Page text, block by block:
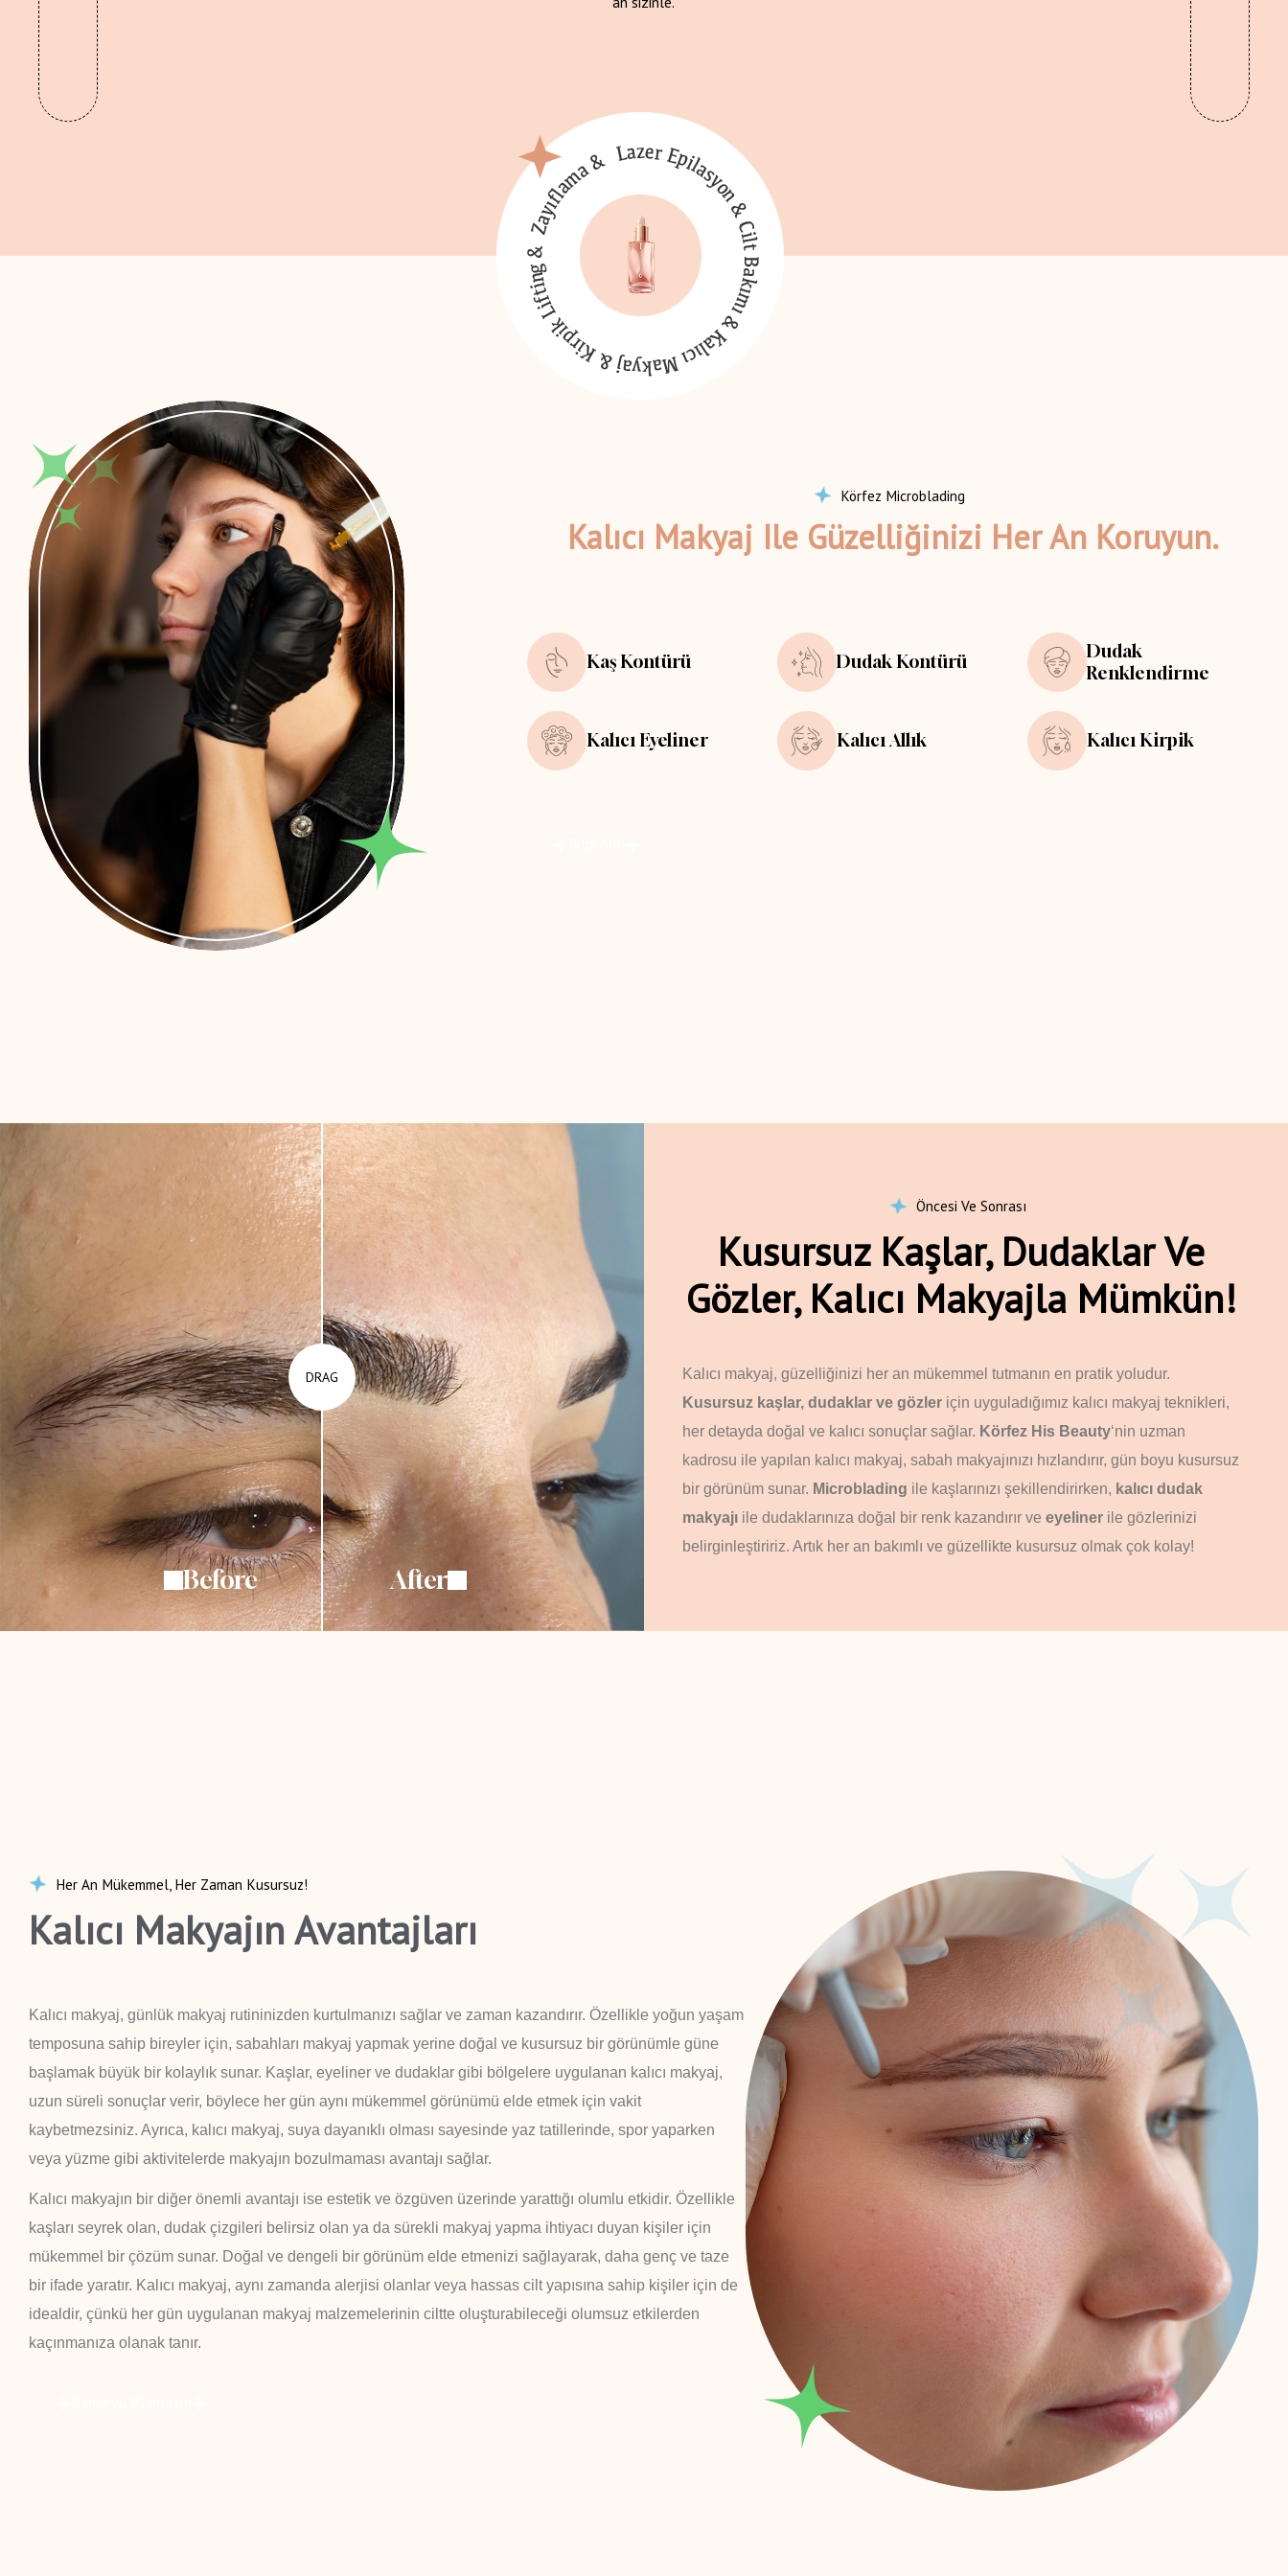
Randevu Alın
Körfez Microblading
Kalıcı Makyaj Ile Güzelliğinizi Her An Koruyun.
Kaş Kontürü Dudak Kontürü
Dudak
Renklendirme
Kalıcı Eyeliner Kalıcı Allık Kalıcı Kirpik
Before After
DRAG
Öncesi Ve Sonrası
Kusursuz Kaşlar, Dudaklar Ve
Gözler, Kalıcı Makyajla Mümkün!
Kalıcı makyaj, güzelliğinizi her an mükemmel tutmanın en pratik yoludur.
Kusursuz kaşlar, dudaklar ve gözler için uyguladığımız kalıcı makyaj teknikleri,
her detayda doğal ve kalıcı sonuçlar sağlar. Körfez His Beauty‘nin uzman
kadrosu ile yapılan kalıcı makyaj, sabah makyajınızı hızlandırır, gün boyu kusursuz
bir görünüm sunar. Microblading ile kaşlarınızı şekillendirirken, kalıcı dudak
makyajı ile dudaklarınıza doğal bir renk kazandırır ve eyeliner ile gözlerinizi
belirginleştiririz. Artık her an bakımlı ve güzellikte kusursuz olmak çok kolay!
Her An Mükemmel, Her Zaman Kusursuz!
Kalıcı Makyajın Avantajları
Kalıcı makyaj, günlük makyaj rutininizden kurtulmanızı sağlar ve zaman kazandırır. Özellikle yoğun yaşam
temposuna sahip bireyler için, sabahları makyaj yapmak yerine doğal ve kusursuz bir görünümle güne
başlamak büyük bir kolaylık sunar. Kaşlar, eyeliner ve dudaklar gibi bölgelere uygulanan kalıcı makyaj,
uzun süreli sonuçlar verir, böylece her gün aynı mükemmel görünümü elde etmek için vakit
kaybetmezsiniz. Ayrıca, kalıcı makyaj, suya dayanıklı olması sayesinde yaz tatillerinde, spor yaparken
veya yüzme gibi aktivitelerde makyajın bozulmaması avantajı sağlar.
Kalıcı makyajın bir diğer önemli avantajı ise estetik ve özgüven üzerinde yarattığı olumlu etkidir. Özellikle
kaşları seyrek olan, dudak çizgileri belirsiz olan ya da sürekli makyaj yapma ihtiyacı duyan kişiler için
mükemmel bir çözüm sunar. Doğal ve dengeli bir görünüm elde etmenizi sağlayarak, daha genç ve taze
bir ifade yaratır. Kalıcı makyaj, aynı zamanda alerjisi olanlar veya hassas cilt yapısına sahip kişiler için de
idealdir, çünkü her gün uygulanan makyaj malzemelerinin ciltte oluşturabileceği olumsuz etkilerden
kaçınmanıza olanak tanır.